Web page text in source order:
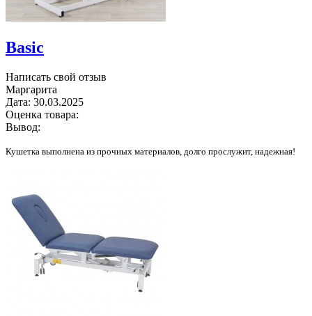
Basiс
Написать свой отзыв
Маргарита
Дата: 30.03.2025
Оценка товара:
Вывод:
Кушетка выполнена из прочных материалов, долго прослужит, надежная!